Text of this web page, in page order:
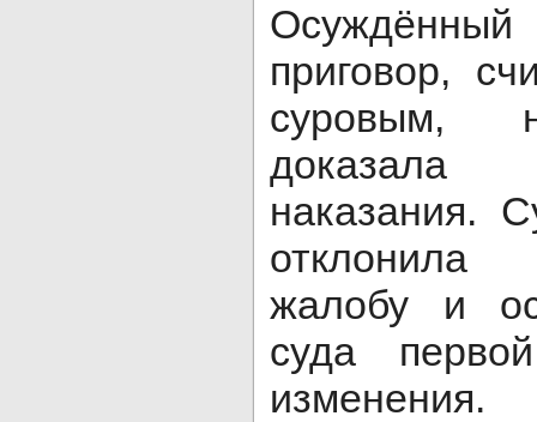
приговор,
суровым,
доказала
наказания.
отклонила
жалобу и
суда
изменения.